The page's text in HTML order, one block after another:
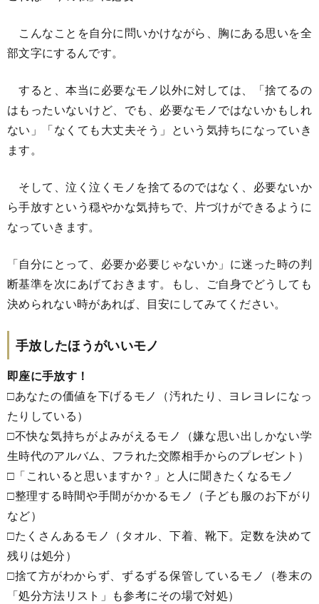
こんなことを自分に問いかけながら、胸にある思いを全
部文字にするんです。
すると、本当に必要なモノ以外に対しては、「捨てるの
はもったいないけど、でも、必要なモノではないかもしれ
ない」「なくても大丈夫そう」という気持ちになっていき
ます。
そして、泣く泣くモノを捨てるのではなく、必要ないか
ら手放すという穏やかな気持ちで、片づけができるように
なっていきます。
「自分にとって、必要か必要じゃないか」に迷った時の判
断基準を次にあげておきます。もし、ご自身でどうしても
決められない時があれば、目安にしてみてください。
手放したほうがいいモノ
即座に手放す！
□あなたの価値を下げるモノ（汚れたり、ヨレヨレになっ
たりしている）
□不快な気持ちがよみがえるモノ（嫌な思い出しかない学
生時代のアルバム、フラれた交際相手からのプレゼント）
□「これいると思いますか？」と人に聞きたくなるモノ
□整理する時間や手間がかかるモノ（子ども服のお下がり
など）
□たくさんあるモノ（タオル、下着、靴下。定数を決めて
残りは処分）
□捨て方がわからず、ずるずる保管しているモノ（巻末の
「処分方法リスト」も参考にその場で対処）